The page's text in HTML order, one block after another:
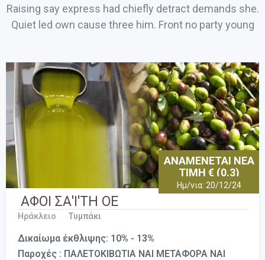
Raising say express had chiefly detract demands she.
Quiet led own cause three him. Front no party young
ΑΝΑΜΕΝΕΤΑΙ ΝΕΑ
ΤΙΜΗ € (0.3)
Ημ/νια: 20/12/24
ΑΦΟΙ ΣΑ'Ι'ΤΗ ΟΕ
Ηράκλειο Τυμπάκι
Δικαίωμα έκθλιψης: 10% - 13%
Παροχές : ΠΑΛΕΤΟΚΙΒΩΤΙΑ ΝΑΙ ΜΕΤΑΦΟΡΑ ΝΑΙ